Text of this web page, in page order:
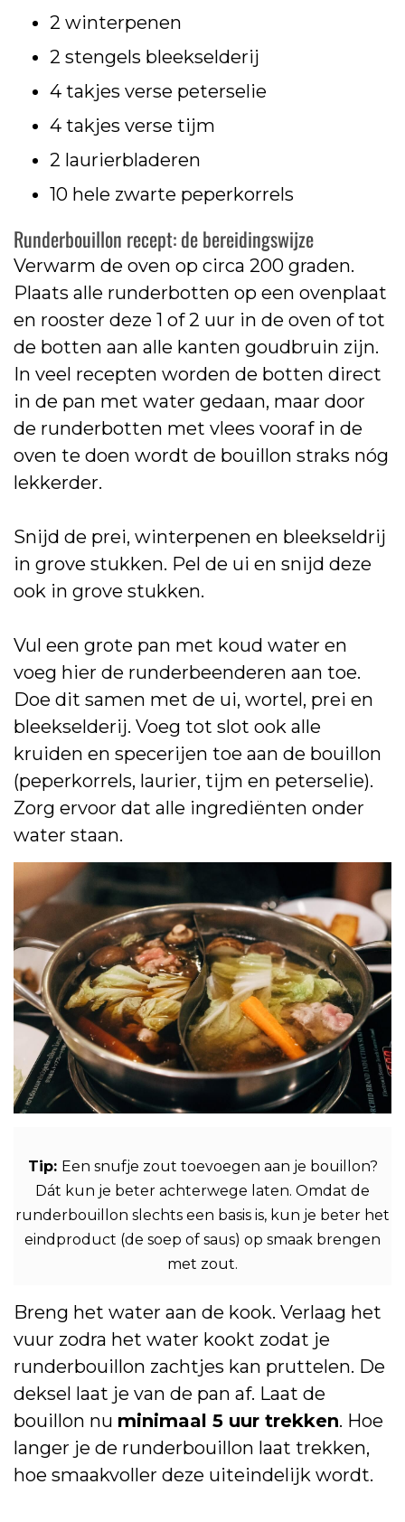
2 winterpenen
2 stengels bleekselderij
4 takjes verse peterselie
4 takjes verse tijm
2 laurierbladeren
10 hele zwarte peperkorrels
Runderbouillon recept: de bereidingswijze
Verwarm de oven op circa 200 graden.
Plaats alle runderbotten op een ovenplaat
en rooster deze 1 of 2 uur in de oven of tot
de botten aan alle kanten goudbruin zijn.
In veel recepten worden de botten direct
in de pan met water gedaan, maar door
de runderbotten met vlees vooraf in de
oven te doen wordt de bouillon straks nóg
lekkerder.
Snijd de prei, winterpenen en bleekseldrij
in grove stukken. Pel de ui en snijd deze
ook in grove stukken.
Vul een grote pan met koud water en
voeg hier de runderbeenderen aan toe.
Doe dit samen met de ui, wortel, prei en
bleekselderij. Voeg tot slot ook alle
kruiden en specerijen toe aan de bouillon
(peperkorrels, laurier, tijm en peterselie).
Zorg ervoor dat alle ingrediënten onder
water staan.
Tip: Een snufje zout toevoegen aan je bouillon?
Dát kun je beter achterwege laten. Omdat de
runderbouillon slechts een basis is, kun je beter het
eindproduct (de soep of saus) op smaak brengen
met zout.
Breng het water aan de kook. Verlaag het
vuur zodra het water kookt zodat je
runderbouillon zachtjes kan pruttelen. De
deksel laat je van de pan af. Laat de
bouillon nu minimaal 5 uur trekken. Hoe
langer je de runderbouillon laat trekken,
hoe smaakvoller deze uiteindelijk wordt.